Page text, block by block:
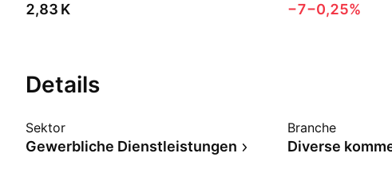
‪2,83 K‬ −7−0,25%
Details
Sektor
Gewerbliche Dienstleistungen
Branche